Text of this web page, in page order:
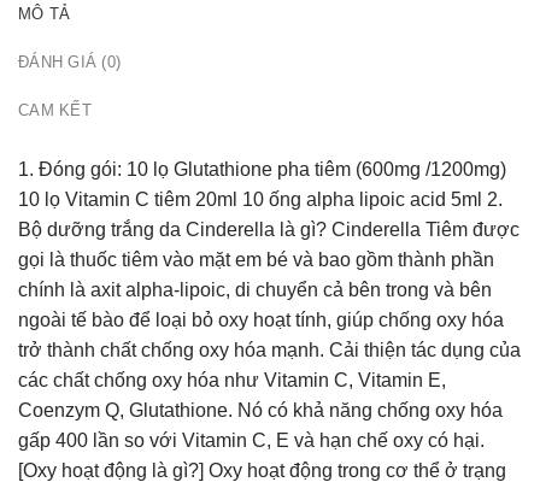
MÔ TẢ
ĐÁNH GIÁ (0)
CAM KẾT
1. Đóng gói: 10 lọ Glutathione pha tiêm (600mg /1200mg)
10 lọ Vitamin C tiêm 20ml 10 ống alpha lipoic acid 5ml 2.
Bộ dưỡng trắng da Cinderella là gì? Cinderella Tiêm được
gọi là thuốc tiêm vào mặt em bé và bao gồm thành phần
chính là axit alpha-lipoic, di chuyển cả bên trong và bên
ngoài tế bào để loại bỏ oxy hoạt tính, giúp chống oxy hóa
trở thành chất chống oxy hóa mạnh. Cải thiện tác dụng của
các chất chống oxy hóa như Vitamin C, Vitamin E,
Coenzym Q, Glutathione. Nó có khả năng chống oxy hóa
gấp 400 lần so với Vitamin C, E và hạn chế oxy có hại.
[Oxy hoạt động là gì?] Oxy hoạt động trong cơ thể ở trạng